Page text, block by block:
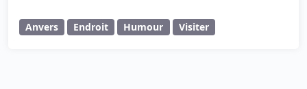
Anvers Endroit Humour Visiter